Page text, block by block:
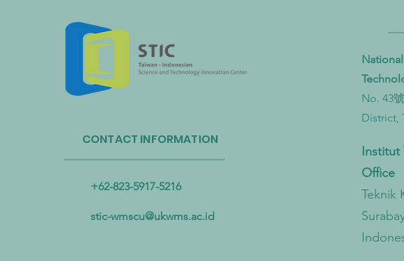
Internasional Taoyuan Bermitra
untuk Mendorong Sirkulasi
Sumber Daya Plastik
Darat
CONTACT INFORMATION
+62-823-5917-5216
stic-wmscu@ukwms.ac.id
No. 43
District,
Institut
Office
Teknik